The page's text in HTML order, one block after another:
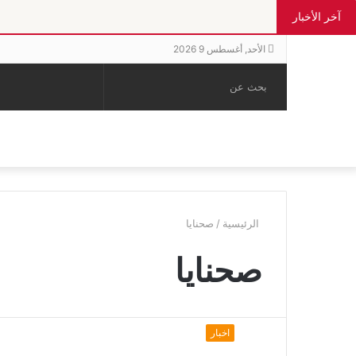
آخر الأخبار
الأحد, أغسطس 9 2026
بحث
الرئيسية / صحنايا
صحنايا
اخبار